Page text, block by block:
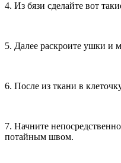
4. Из бязи сделайте вот
5. Далее раскроите ушки и
6. После из ткани в
7. Начните
потайным швом.